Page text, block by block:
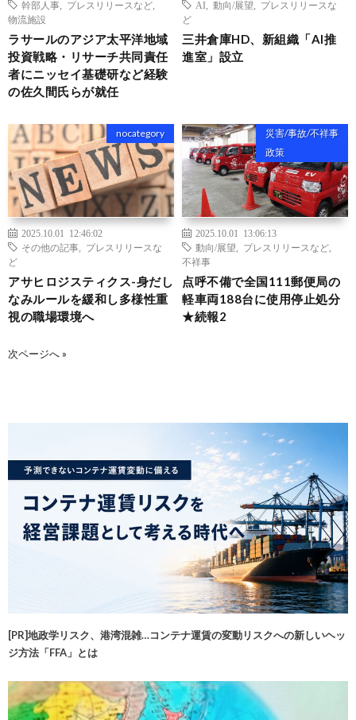
幹部人事 プレスリリースなど
物流施設
ラサールのアジア太平洋地域
投資戦略・リサーチ共同責任
者にニッセイ基礎研など経験
の佐久間氏らが就任
AI 動向/展望
プレスリリースな
ど
三井倉庫HD、新組織「AI推
進室」設立
nocategory
2025.10.01 12:46:02
その他の記事
プレスリリースな
ど
アサヒロジスティクス-身だし
なみルールを緩和し多様性重
視の職場環境へ
災害/事故/不祥事
政策
2025.10.01 13:06:13
動向/展望
プレスリリースなど
不祥事
点呼不備で全国111郵便局の
軽車両188台に使用停止処分
★続報2
次ページへ »
[PR]地政学リスク、港湾混雑…コンテナ運賃の変動リスクへの新しいヘッ
ジ方法「FFA」とは